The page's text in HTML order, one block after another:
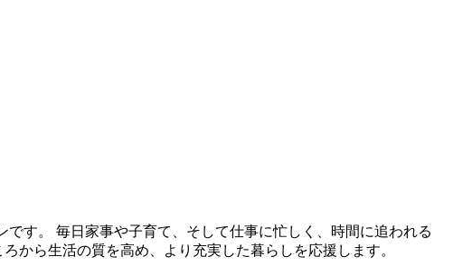
す。 毎日家事や子育て、そして仕事に忙しく、時間に追われる
ら生活の質を高め、より充実した暮らしを応援します。